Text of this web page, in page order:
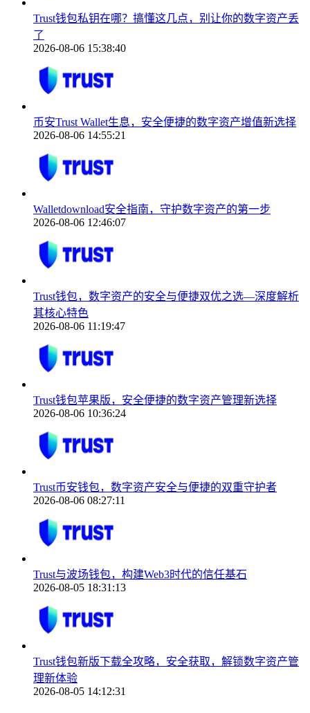
Trust钱包私钥在哪？搞懂这几点，别让你的数字资产丢
了
2026-08-06 15:38:40
币安Trust Wallet生息，安全便捷的数字资产增值新选择
2026-08-06 14:55:21
Walletdownload安全指南，守护数字资产的第一步
2026-08-06 12:46:07
Trust钱包，数字资产的安全与便捷双优之选—深度解析
其核心特色
2026-08-06 11:19:47
Trust钱包苹果版，安全便捷的数字资产管理新选择
2026-08-06 10:36:24
Trust币安钱包，数字资产安全与便捷的双重守护者
2026-08-06 08:27:11
Trust与波场钱包，构建Web3时代的信任基石
2026-08-05 18:31:13
Trust钱包新版下载全攻略，安全获取，解锁数字资产管
理新体验
2026-08-05 14:12:31